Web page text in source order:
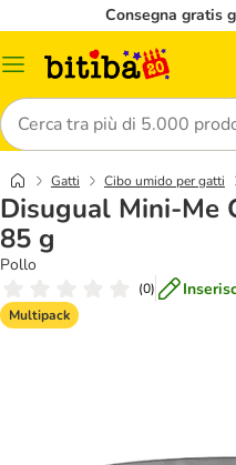
Consegna gratis
Overview
Cerca
Gatti Cibo umido per gatti
Disugual Mini-Me
85 g
Pollo
(0)
Multipack